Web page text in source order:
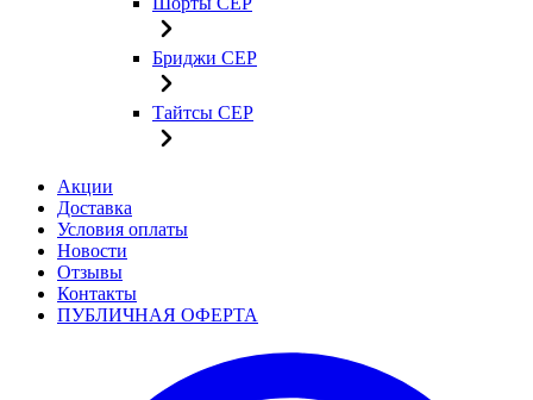
Бриджи CEP
Тайтсы CEP
Акции
Доставка
Условия оплаты
Новости
Отзывы
Контакты
ПУБЛИЧНАЯ ОФЕРТА